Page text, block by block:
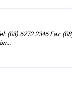
(08) 6272 2346 Fax: